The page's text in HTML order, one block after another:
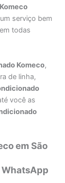
serviço bem
todas
Komeco,
de linha,
você as
em São
WhatsApp